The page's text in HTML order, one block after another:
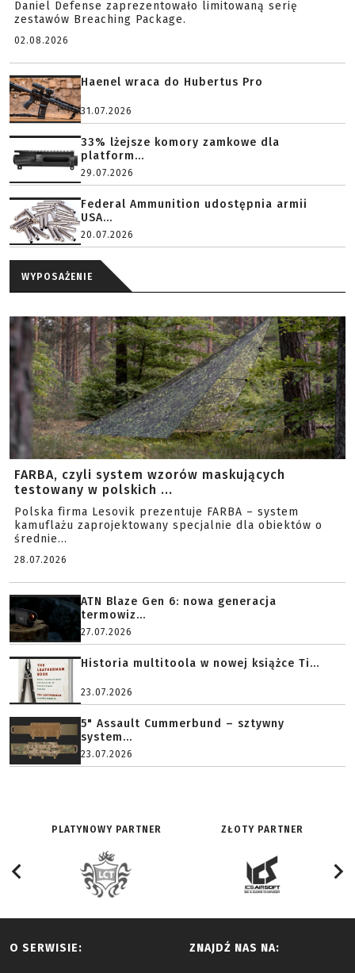
Daniel Defense zaprezentowało limitowaną serię
zestawów Breaching Package.
02.08.2026
Haenel wraca do Hubertus Pro
31.07.2026
33% lżejsze komory zamkowe dla
platform...
29.07.2026
Federal Ammunition udostępnia armii
USA...
20.07.2026
WYPOSAŻENIE
FARBA, czyli system wzorów maskujących
testowany w polskich ...
Polska firma Lesovik prezentuje FARBA – system
kamuflażu zaprojektowany specjalnie dla obiektów o
średnie...
28.07.2026
ATN Blaze Gen 6: nowa generacja
termowiz...
27.07.2026
Historia multitoola w nowej książce Ti...
23.07.2026
5" Assault Cummerbund – sztywny
system...
23.07.2026
PLATYNOWY PARTNER ZŁOTY PARTNER
O SERWISIE: ZNAJDŹ NAS NA: